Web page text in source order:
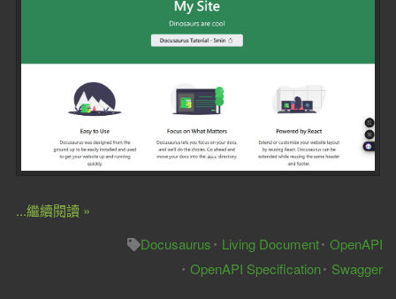
...繼續閱讀 »
Docusaurus
Living Document OpenAPI
OpenAPI Specification
Swagger